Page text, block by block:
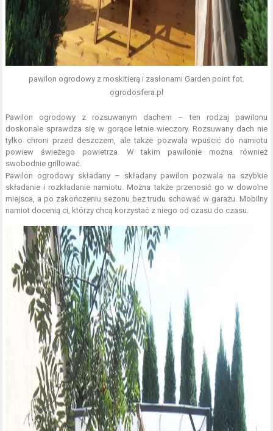
pawilon ogrodowy z moskitierą i zasłonami Garden point fot.
ogrodosfera.pl
Pawilon ogrodowy z rozsuwanym dachem – ten rodzaj pawilonu
doskonale sprawdza się w gorące letnie wieczory. Rozsuwany dach nie
tylko chroni przed deszczem, ale także pozwala wpuścić do namiotu
powiew świeżego powietrza. W takim pawilonie można również
swobodnie grillować.
Pawilon ogrodowy składany – składany pawilon pozwala na szybkie
składanie i rozkładanie namiotu. Można także przenosić go w dowolne
miejsca, a po zakończeniu sezonu bez trudu schować w garażu. Mobilny
namiot docenią ci, którzy chcą korzystać z niego od czasu do czasu.